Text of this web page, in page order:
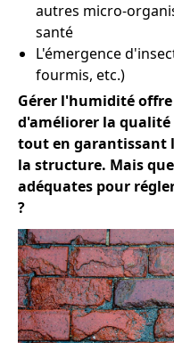
autres micro-
santé
L'émergence
fourmis, etc.)
Gérer l'humidité
d'améliorer la qualité
tout en garantissant
la structure. Mais
adéquates pour
?